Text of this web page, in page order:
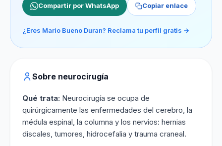
Compartir por WhatsApp Copiar enlace
¿Eres Mario Bueno Duran? Reclama tu perfil gratis →
Sobre neurocirugía
Qué trata: Neurocirugía se ocupa de
quirúrgicamente las enfermedades del cerebro, la
médula espinal, la columna y los nervios: hernias
discales, tumores, hidrocefalia y trauma craneal.